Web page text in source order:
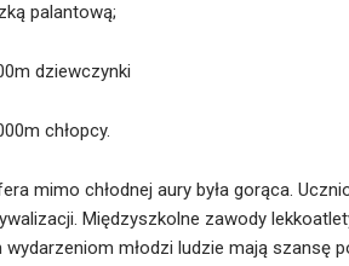
palantową;
dziewczynki
chłopcy.
mimo chłodnej aury była gorąca.
Międzyszkolne zawody
wydarzeniom młodzi ludzie mają szansę